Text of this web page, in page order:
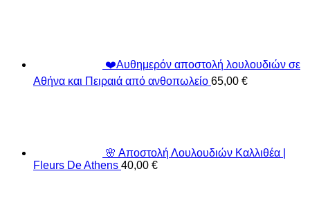
❤️Αυθημερόν αποστολή λουλουδιών σε
Αθήνα και Πειραιά από ανθοπωλείο 65,00 €
🌸 Αποστολή Λουλουδιών Καλλιθέα |
Fleurs De Athens 40,00 €